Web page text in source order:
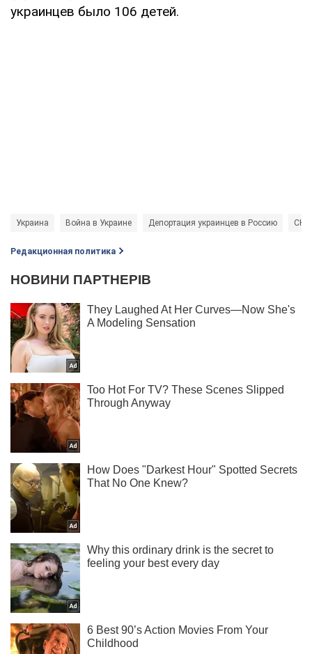
украинцев было 106 детей.
Украина Война в Украине Депортация украинцев в Россию
Редакционная политика